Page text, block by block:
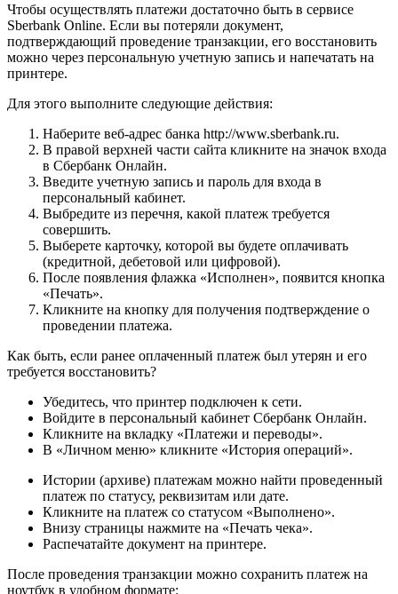
Чтобы осуществлять платежи достаточно быть в сервисе
Sberbank Online. Если вы потеряли документ,
подтверждающий проведение транзакции, его восстановить
можно через персональную учетную запись и напечатать на
принтере.
Для этого выполните следующие действия:
Наберите веб-адрес банка http://www.sberbank.ru.
В правой верхней части сайта кликните на значок входа
в Сбербанк Онлайн.
Введите учетную запись и пароль для входа в
персональный кабинет.
Выбредите из перечня, какой платеж требуется
совершить.
Выберете карточку, которой вы будете оплачивать
(кредитной, дебетовой или цифровой).
После появления флажка «Исполнен», появится кнопка
«Печать».
Кликните на кнопку для получения подтверждение о
проведении платежа.
Как быть, если ранее оплаченный платеж был утерян и его
требуется восстановить?
Убедитесь, что принтер подключен к сети.
Войдите в персональный кабинет Сбербанк Онлайн.
Кликните на вкладку «Платежи и переводы».
В «Личном меню» кликните «История операций».
Истории (архиве) платежам можно найти проведенный
платеж по статусу, реквизитам или дате.
Кликните на платеж со статусом «Выполнено».
Внизу страницы нажмите на «Печать чека».
Распечатайте документ на принтере.
После проведения транзакции можно сохранить платеж на
ноутбук в удобном формате: